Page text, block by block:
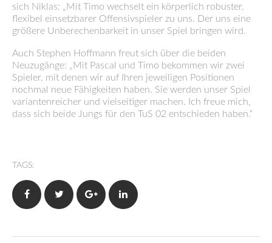
sich Niklas: „Mit Timo wechselt ein körperlich robuster,
flexibel einsetzbarer Offensivspieler zu uns. Der uns eine
größere Unberechenbarkeit in unser Spiel bringen wird.
Auch Stephen Hoffmann freut sich über die beiden
Neuzugänge: „Mit Pascal und Timo bekommen wir zwei
Spieler, mit denen wir auf Ihren jeweiligen Positionen
nochmal neue Fähigkeiten haben. Sie werden unser Spiel
variantenreicher und vielseitiger machen. Ich freue mich,
dass sich beide Jungs für den TuS 02 entschieden haben.“
TAGS:
FacebookTwitter Google+LinkedIn